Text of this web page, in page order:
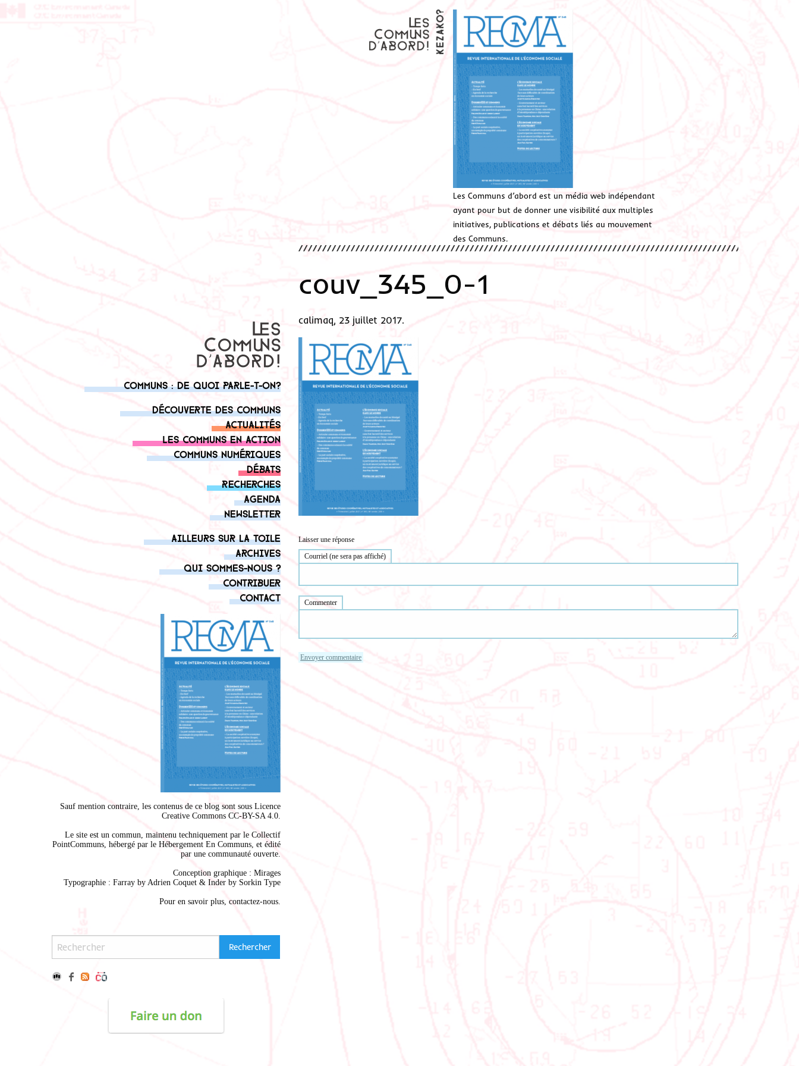
Les Communs d’abord est un média web indépendant
ayant pour but de donner une visibilité aux multiples
initiatives, publications et débats liés au mouvement
des Communs.
Communs : de quoi parle-t-on?
Découverte des communs
Actualités
Les communs en action
Communs numériques
Débats
Recherches
Agenda
Newsletter
Ailleurs sur la toile
Archives
Qui sommes-nous ?
Contribuer
Contact
Sauf mention contraire, les contenus de ce blog sont sous Licence
Creative Commons CC-BY-SA 4.0.
Le site est un commun, maintenu techniquement par le Collectif
PointCommuns, hébergé par le Hébergement En Communs, et édité
par une communauté ouverte.
Conception graphique : Mirages
Typographie : Farray by Adrien Coquet & Inder by Sorkin Type
Pour en savoir plus, contactez-nous.
couv_345_0-1
calimaq, 23 juillet 2017.
Laisser une réponse
Courriel (ne sera pas affiché)
Commenter